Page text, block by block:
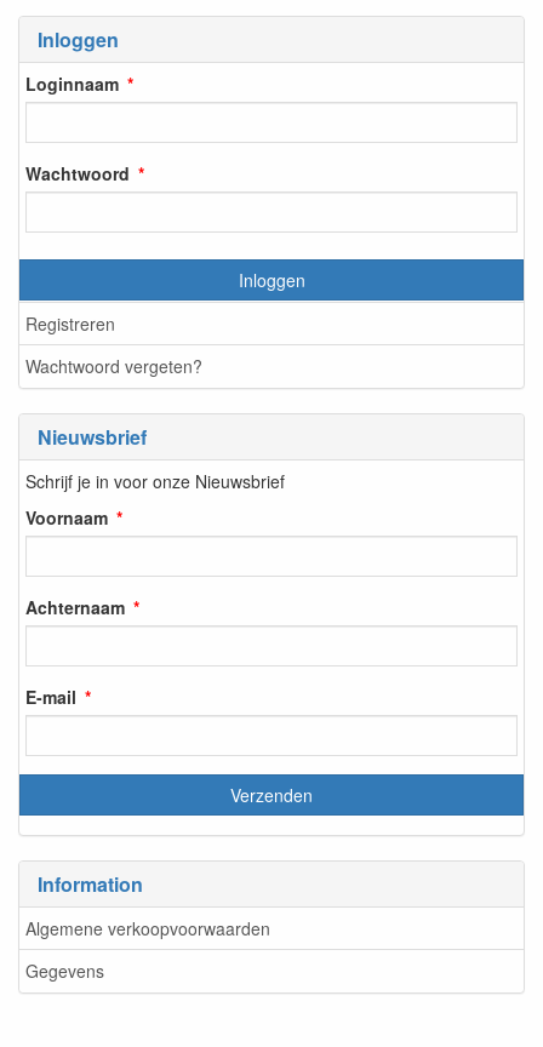
Inloggen
Loginnaam
Wachtwoord
Inloggen
Registreren
Wachtwoord vergeten?
Nieuwsbrief
Schrijf je in voor onze Nieuwsbrief
Voornaam
Achternaam
E-mail
Information
Algemene verkoopvoorwaarden
Gegevens